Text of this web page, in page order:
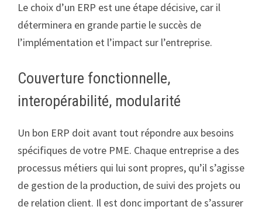
Le choix d’un ERP est une étape décisive, car il
déterminera en grande partie le succès de
l’implémentation et l’impact sur l’entreprise.
Couverture fonctionnelle,
interopérabilité, modularité
Un bon ERP doit avant tout répondre aux besoins
spécifiques de votre PME. Chaque entreprise a des
processus métiers qui lui sont propres, qu’il s’agisse
de gestion de la production, de suivi des projets ou
de relation client. Il est donc important de s’assurer